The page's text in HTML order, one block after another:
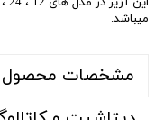
میباشد.
مشخصات محصول